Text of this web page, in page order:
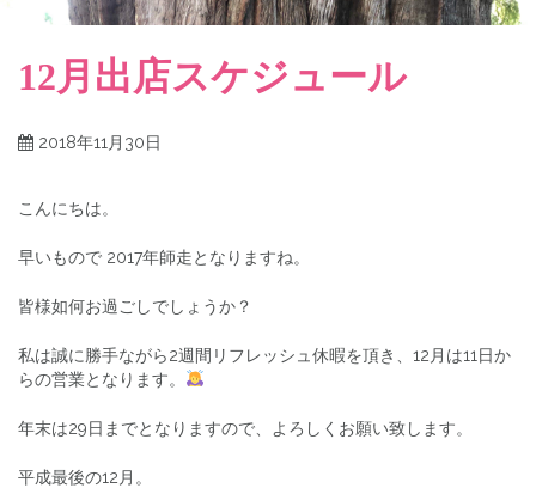
12月出店スケジュール
2018年11月30日
こんにちは。
早いもので 2017年師走となりますね。
皆様如何お過ごしでしょうか？
私は誠に勝手ながら2週間リフレッシュ休暇を頂き、12月は11日か
らの営業となります。
年末は29日までとなりますので、よろしくお願い致します。
平成最後の12月。